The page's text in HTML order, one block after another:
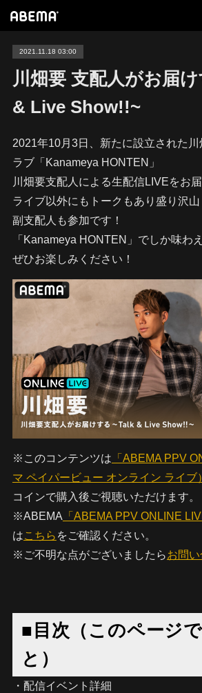
2021.11.18 03:00
川畑要 支配人がお届
& Live Show!!~
2021年10月3日、新たに設立された川
ラブ「Kanameya HONTEN」
川畑要支配人による生配信LIVEをお
ライブ以外にもトークもあり盛り沢
副支配人も参加です！
「Kanameya HONTEN」でしか味わ
ぜひお楽しみください！
※このコンテンツは 「ABEMA PPV
マ ペイパービュー オンライン ライブ
コインで購入後ご視聴いただけます。
※ABEMA 「ABEMA PPV ONLINE
はこちら をご確認ください。
※ご不明な点がございましたらお問
■目次（このページ
と）
・配信イベント詳細